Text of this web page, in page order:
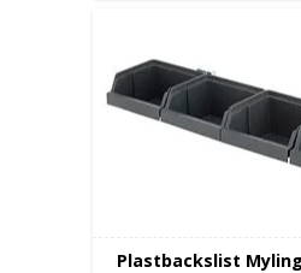
Plastbackslist Myling